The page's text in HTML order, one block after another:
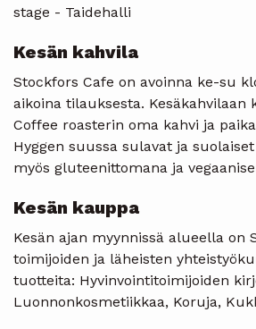
stage - Taidehalli
Kesän kahvila
Stockfors Cafe on avoinna ke-su
aikoina tilauksesta.
Coffee roasterin oma kahvi ja
Hyggen suussa sulavat ja
myös gluteenittomana ja
Kesän kauppa
Kesän ajan myynnissä alueella on
toimijoiden ja läheisten
tuotteita: Hyvinvointitoimijoiden
Luonnonkosmetiikkaa, Koruja,